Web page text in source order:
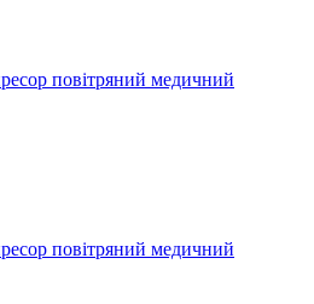
повітряний медичний
повітряний медичний